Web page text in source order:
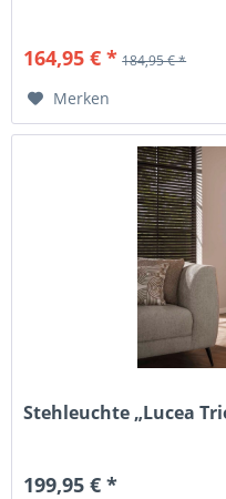
164,95 € * 184,95 € *
Merken
Stehleuchte „Lucea
199,95 € *